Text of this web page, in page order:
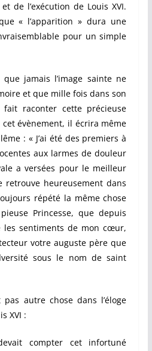
de l’exécution de Louis XVI.
« l’apparition » dura une
pour un simple
que jamais l’image sainte ne
et que mille fois dans son
raconter cette précieuse
évènement, il écrira même
: « J’ai été des premiers à
aux larmes de douleur
a versées pour le meilleur
retrouve heureusement dans
répété la même chose
Princesse, que depuis
les sentiments de mon cœur,
votre auguste père que
sous le nom de saint
autre chose dans l’éloge
XVI :
compter cet infortuné